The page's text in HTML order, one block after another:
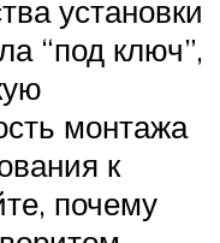
установки
“под ключ”,
монтажа
к
почему